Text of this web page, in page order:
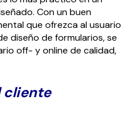
Con un buen
que ofrezca al usuario
diseño de formularios, se
off- y online de calidad,
cliente